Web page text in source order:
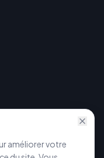
améliorer votre